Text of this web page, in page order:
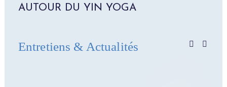
AUTOUR DU YIN YOGA
Entretiens & Actualités